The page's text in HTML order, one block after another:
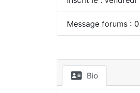
Message forums : 0
Bio